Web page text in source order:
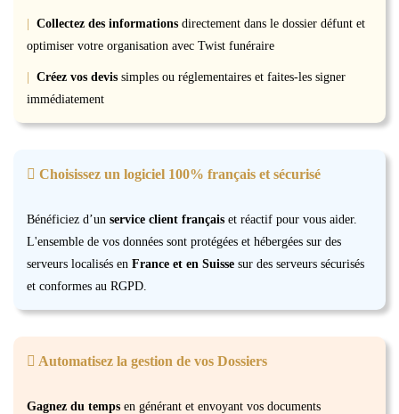
| Collectez des informations directement dans le dossier défunt et
optimiser votre organisation avec Twist funéraire
| Créez vos devis simples ou réglementaires et faites-les signer
immédiatement
Choisissez un logiciel 100% français et sécurisé
Bénéficiez d’un service client français et réactif pour vous aider.
L'ensemble de vos données sont protégées et hébergées sur des
serveurs localisés en France et en Suisse sur des serveurs sécurisés
et conformes au RGPD.
Automatisez la gestion de vos Dossiers
Gagnez du temps en générant et envoyant vos documents